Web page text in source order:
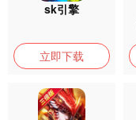
sk引擎
立即下载